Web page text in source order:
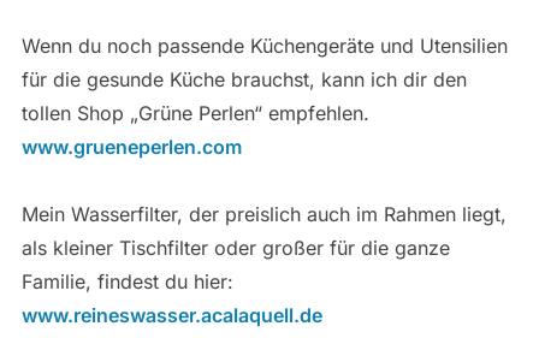
Wenn du noch passende Küchengeräte und Utensilien
für die gesunde Küche brauchst, kann ich dir den
tollen Shop „Grüne Perlen“ empfehlen.
www.grueneperlen.com
Mein Wasserfilter, der preislich auch im Rahmen liegt,
als kleiner Tischfilter oder großer für die ganze
Familie, findest du hier:
www.reineswasser.acalaquell.de